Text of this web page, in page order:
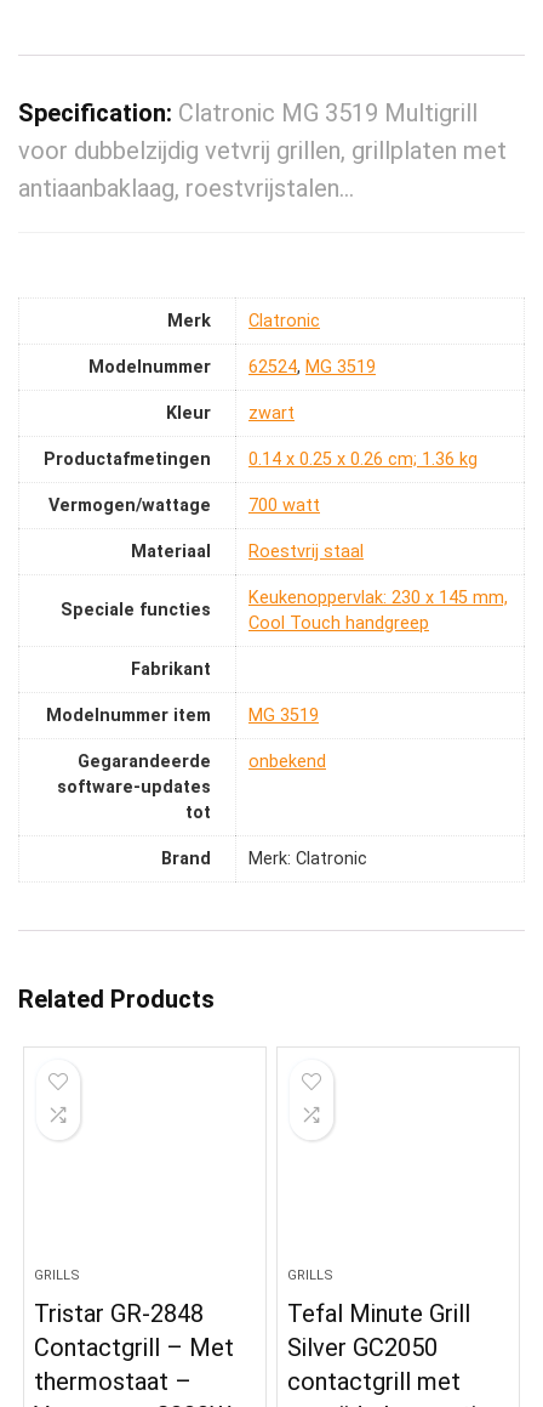
Specification: Clatronic MG 3519 Multigrill
voor dubbelzijdig vetvrij grillen, grillplaten met
antiaanbaklaag, roestvrijstalen…
Merk ‎Clatronic
Modelnummer ‎62524, ‎MG 3519
Kleur ‎zwart
Productafmetingen ‎0.14 x 0.25 x 0.26 cm; 1.36 kg
Vermogen/wattage ‎700 watt
Materiaal ‎Roestvrij staal
Speciale functies
‎Keukenoppervlak: 230 x 145 mm,
Cool Touch handgreep
Fabrikant
Modelnummer item ‎MG 3519
Gegarandeerde
software-updates
tot
‎onbekend
Brand Merk: Clatronic
Related Products
GRILLS
Tristar GR-2848
Contactgrill – Met
thermostaat –
GRILLS
Tefal Minute Grill
Silver GC2050
contactgrill met